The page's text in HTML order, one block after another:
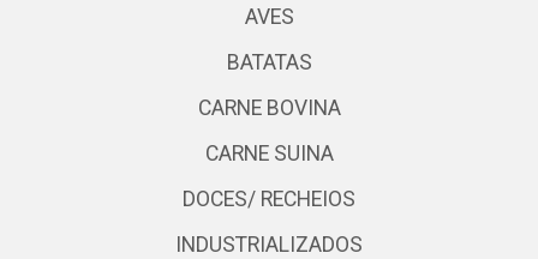
AVES
BATATAS
CARNE BOVINA
CARNE SUINA
DOCES/ RECHEIOS
INDUSTRIALIZADOS